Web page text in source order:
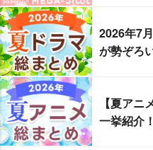
2026年7
が勢ぞろ
【夏ア
一挙紹介！